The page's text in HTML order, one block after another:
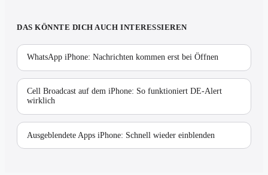
DAS KÖNNTE DICH AUCH INTERESSIEREN
WhatsApp iPhone: Nachrichten kommen erst bei Öffnen
Cell Broadcast auf dem iPhone: So funktioniert DE-Alert
wirklich
Ausgeblendete Apps iPhone: Schnell wieder einblenden